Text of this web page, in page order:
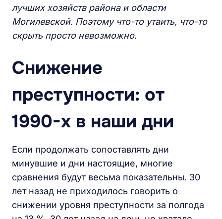
лучших хозяйств района и области
Могилевской. Поэтому что-то утаить, что-то
скрыть просто невозможно.
Снижение
преступности: от
1990-х в наши дни
Если продолжать сопоставлять дни
минувшие и дни настоящие, многие
сравнения будут весьма показательны. 30
лет назад не приходилось говорить о
снижении уровня преступности за полгода